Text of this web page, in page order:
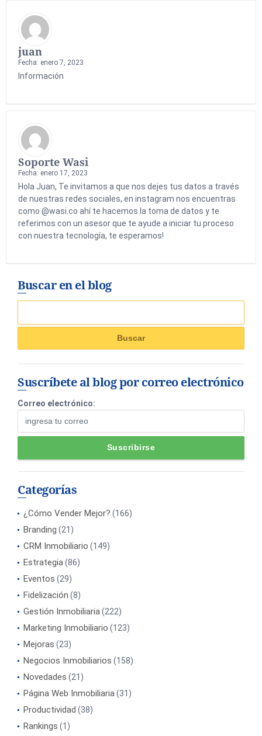
juan
Fecha: enero 7, 2023
Información
Soporte Wasi
Fecha: enero 17, 2023
Hola Juan, Te invitamos a que nos dejes tus datos a través
de nuestras redes sociales, en instagram nos encuentras
como @wasi.co ahí te hacemos la toma de datos y te
referimos con un asesor que te ayude a iniciar tu proceso
con nuestra tecnología, te esperamos!
Buscar en el blog
Suscríbete al blog por correo electrónico
Correo electrónico:
Categorías
¿Cómo Vender Mejor? (166)
Branding (21)
CRM Inmobiliario (149)
Estrategia(86)
Eventos (29)
Fidelización (8)
Gestión Inmobiliaria(222)
Marketing Inmobiliario (123)
Mejoras (23)
Negocios Inmobiliarios (158)
Novedades (21)
Página Web Inmobiliaria(31)
Productividad (38)
Rankings (1)